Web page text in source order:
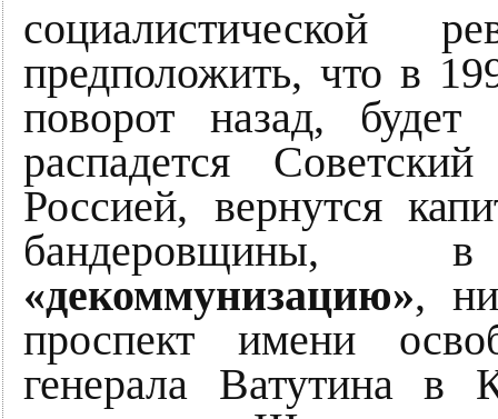
предположить, что в
поворот назад, будет
распадется
Россией, вернутся
бандеровщины,
«декоммунизацию»,
проспект имени
генерала Ватутина в